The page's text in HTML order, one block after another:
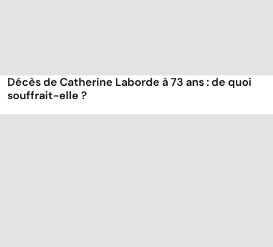
Décès de Catherine Laborde à 73 ans : de quoi
souffrait-elle ?